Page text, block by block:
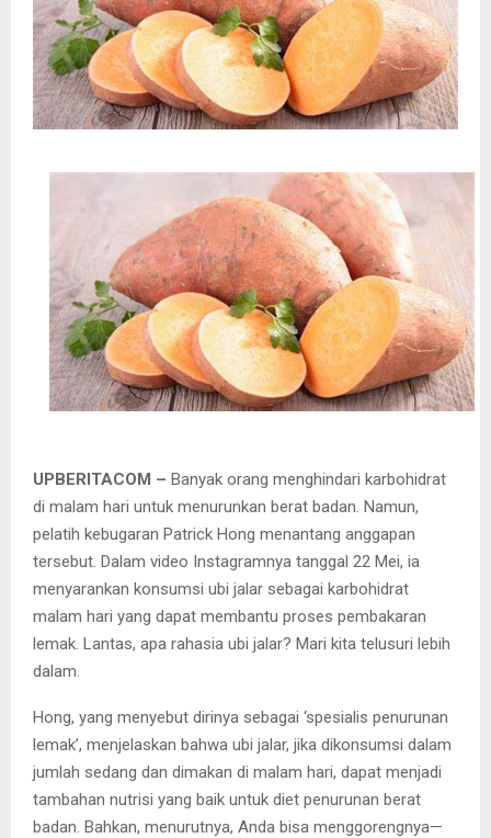
UPBERITACOM – Banyak orang menghindari karbohidrat
di malam hari untuk menurunkan berat badan. Namun,
pelatih kebugaran Patrick Hong menantang anggapan
tersebut. Dalam video Instagramnya tanggal 22 Mei, ia
menyarankan konsumsi ubi jalar sebagai karbohidrat
malam hari yang dapat membantu proses pembakaran
lemak. Lantas, apa rahasia ubi jalar? Mari kita telusuri lebih
dalam.
Hong, yang menyebut dirinya sebagai ‘spesialis penurunan
lemak’, menjelaskan bahwa ubi jalar, jika dikonsumsi dalam
jumlah sedang dan dimakan di malam hari, dapat menjadi
tambahan nutrisi yang baik untuk diet penurunan berat
badan. Bahkan, menurutnya, Anda bisa menggorengnya—